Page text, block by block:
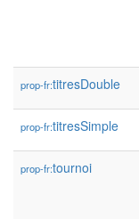
prop-fr:titresDouble
prop-fr:titresSimple
prop-fr:tournoi